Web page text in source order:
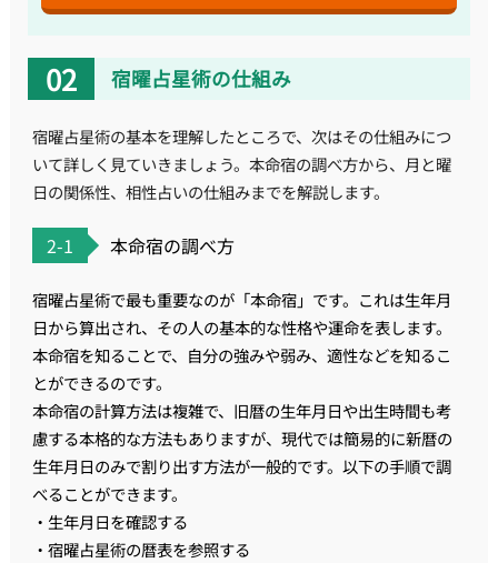
宿曜占星術の仕組み
宿曜占星術の基本を理解したところで、次はその仕組みにつ
いて詳しく見ていきましょう。本命宿の調べ方から、月と曜
日の関係性、相性占いの仕組みまでを解説します。
2-1 本命宿の調べ方
宿曜占星術で最も重要なのが「本命宿」です。これは生年月
日から算出され、その人の基本的な性格や運命を表します。
本命宿を知ることで、自分の強みや弱み、適性などを知るこ
とができるのです。
本命宿の計算方法は複雑で、旧暦の生年月日や出生時間も考
慮する本格的な方法もありますが、現代では簡易的に新暦の
生年月日のみで割り出す方法が一般的です。以下の手順で調
べることができます。
・生年月日を確認する
・宿曜占星術の暦表を参照する